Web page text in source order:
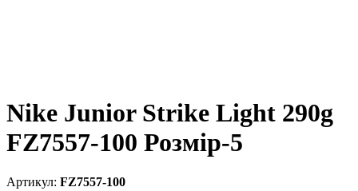
Nike Junior Strike Light 290g
FZ7557-100 Розмір-5
FZ7557-100